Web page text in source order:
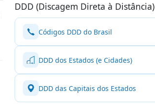
DDD (Discagem Direta à Distância)
Códigos DDD do Brasil
DDD dos Estados (e Cidades)
DDD das Capitais dos Estados